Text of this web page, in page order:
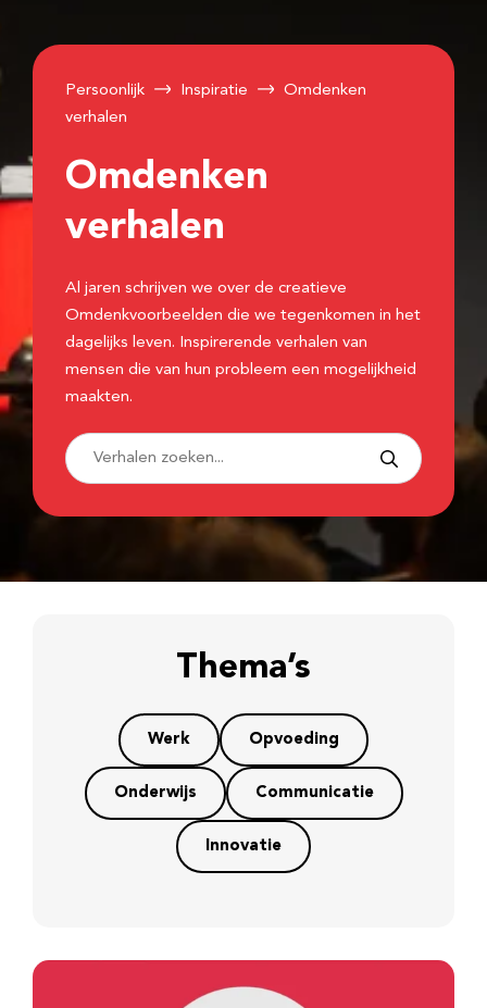
Persoonlijk Inspiratie
Omdenken
verhalen
Omdenken
verhalen
Al jaren schrijven we over de creatieve
Omdenkvoorbeelden die we tegenkomen in het
dagelijks leven. Inspirerende verhalen van
mensen die van hun probleem een mogelijkheid
maakten.
Thema’s
Werk Opvoeding
Onderwijs Communicatie
Innovatie